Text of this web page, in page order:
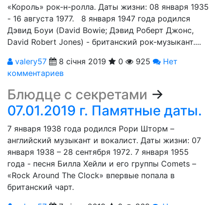
«Король» рок-н-ролла. Даты жизни: 08 января 1935
- 16 августа 1977. 8 января 1947 года родился
Дэвид Боуи (David Bowie; Дэвид Роберт Джонс,
David Robert Jones) - британский рок-музыкант....
valery57
8 січня 2019 0 925
Нет
комментариев
Блюдце с секретами →
07.01.2019 г. Памятные даты.
7 января 1938 года родился Рори Шторм –
английский музыкант и вокалист. Даты жизни: 07
января 1938 – 28 сентября 1972. 7 января 1955
года - песня Билла Хейли и его группы Comets –
«Rock Around The Clock» впервые попала в
британский чарт.